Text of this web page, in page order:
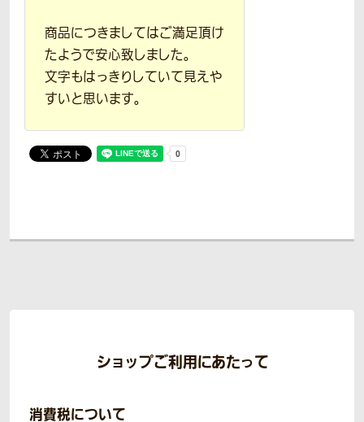
商品につきましてはご満足頂け
たようで安心致しました。
文字もはっきりしていて見えや
すいと思います。
ショップご利用にあたって
消費税について